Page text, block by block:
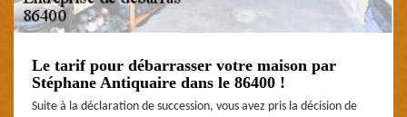
Le tarif pour débarrasser votre maison par
Stéphane Antiquaire dans le 86400 !
Suite à la déclaration de succession, vous avez pris la décision de